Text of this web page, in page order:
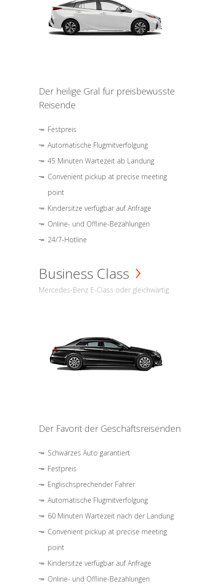
Der heilige Gral für preisbewusste
Reisende
Festpreis
Automatische Flugmitverfolgung
45 Minuten Wartezeit ab Landung
Convenient pickup at precise meeting
point
Kindersitze verfügbar auf Anfrage
Online- und Offline-Bezahlungen
24/7-Hotline
Business Class
Mercedes-Benz E-Class oder gleichwärtig
Der Favorit der Geschäftsreisenden
Schwarzes Auto garantiert
Festpreis
Englischsprechender Fahrer
Automatische Flugmitverfolgung
60 Minuten Wartezeit nach der Landung
Convenient pickup at precise meeting
point
Kindersitze verfügbar auf Anfrage
Online- und Offline-Bezahlungen